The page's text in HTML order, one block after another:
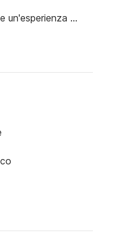
un'esperienza
e sport acquatici.